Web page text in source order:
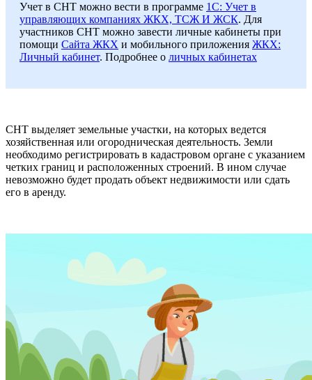
Учет в СНТ можно вести в программе 1C: Учет в
управляющих компаниях ЖКХ, ТСЖ И ЖСК. Для
участников СНТ можно завести личные кабинеты при
помощи Сайта ЖКХ и мобильного приложения ЖКХ:
Личный кабинет. Подробнее о личных кабинетах
СНТ выделяет земельные участки, на которых ведется
хозяйственная или огородническая деятельность. Земли
необходимо регистрировать в кадастровом органе с указанием
четких границ и расположенных строений. В ином случае
невозможно будет продать объект недвижимости или сдать
его в аренду.